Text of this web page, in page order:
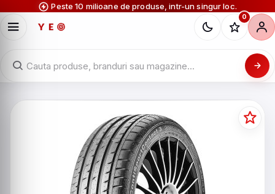
Peste 10 milioane de produse, intr-un singur loc.
0